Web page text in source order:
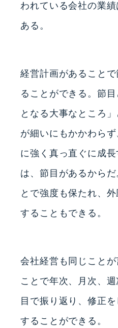
われている会社の業
ある。
経営計画があること
ることができる。節
となる大事なところ
が細いにもかかわら
に強く真っ直ぐに成
は、節目があるから
とで強度も保たれ、
することもできる。
会社経営も同じこと
ことで年次、月次、
目で振り返り、修正
することができる。